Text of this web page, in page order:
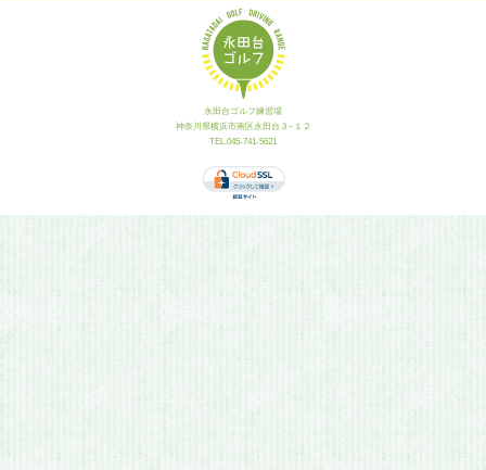
永田台ゴルフ練習場
神奈川県横浜市南区永田台３−１２
TEL.045-741-5621